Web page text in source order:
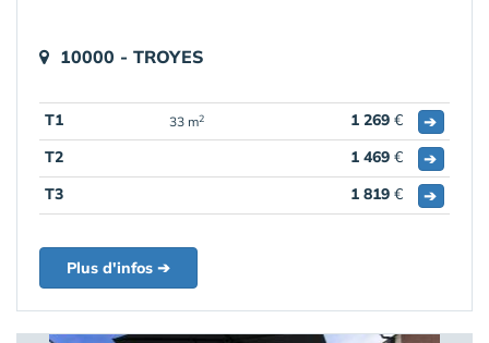
10000 - TROYES
T1 33 m2 1 269 €
➔
T2
1 469 €
➔
T3
1 819 € ➔
Plus d'infos ➔